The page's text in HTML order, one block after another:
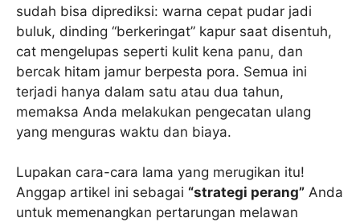
sudah bisa diprediksi: warna cepat pudar jadi
buluk, dinding “berkeringat” kapur saat disentuh,
cat mengelupas seperti kulit kena panu, dan
bercak hitam jamur berpesta pora. Semua ini
terjadi hanya dalam satu atau dua tahun,
memaksa Anda melakukan pengecatan ulang
yang menguras waktu dan biaya.
Lupakan cara-cara lama yang merugikan itu!
Anggap artikel ini sebagai “strategi perang” Anda
untuk memenangkan pertarungan melawan